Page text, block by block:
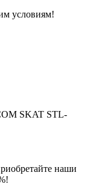
условиям!
SKAT STL-
наши